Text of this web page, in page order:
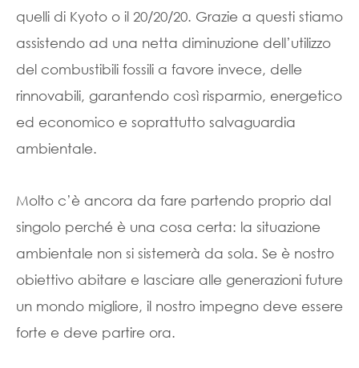
quelli di Kyoto o il 20/20/20. Grazie a questi stiamo
assistendo ad una netta diminuzione dell’utilizzo
del combustibili fossili a favore invece, delle
rinnovabili, garantendo così risparmio, energetico
ed economico e soprattutto salvaguardia
ambientale.
Molto c’è ancora da fare partendo proprio dal
singolo perché è una cosa certa: la situazione
ambientale non si sistemerà da sola. Se è nostro
obiettivo abitare e lasciare alle generazioni future
un mondo migliore, il nostro impegno deve essere
forte e deve partire ora.